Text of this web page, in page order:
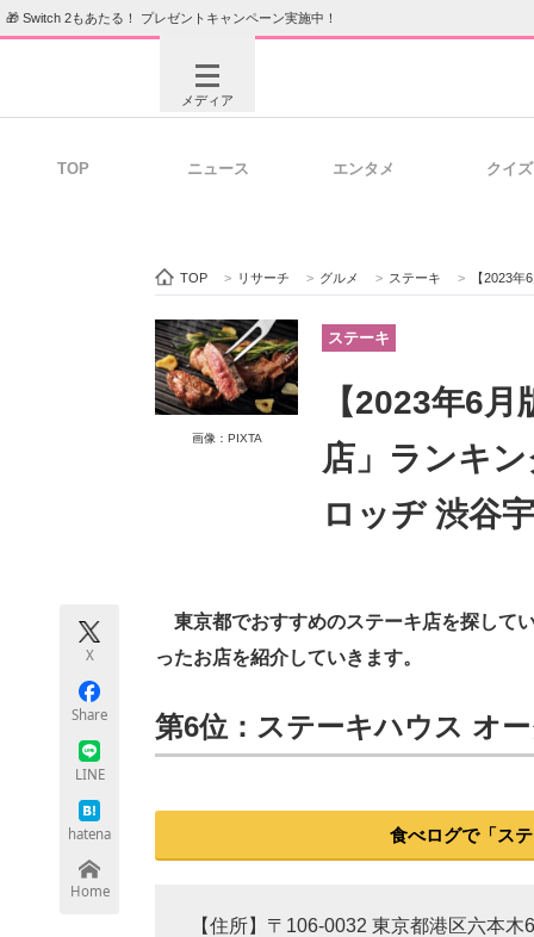
🎁 Switch 2もあたる！ プレゼントキャンペーン実施中！
メディア
ビジネスと働き方のヒント
ITエンジニア向け専門サイト
ちょっと気になるネットの話題
TOP ニュース エンタメ クイズ
TOP > リサーチ > グルメ > ステーキ > 【2023年6
画像：PIXTA
ステーキ
【2023年6
店」ランキ
ロッヂ 渋谷
X
Share
LINE
hatena
Home
東京都でおすすめのステーキ店を探して
ったお店を紹介していきます。
第6位：ステーキハウス オ
食べログで「ス
【住所】〒106-0032 東京都港区六本